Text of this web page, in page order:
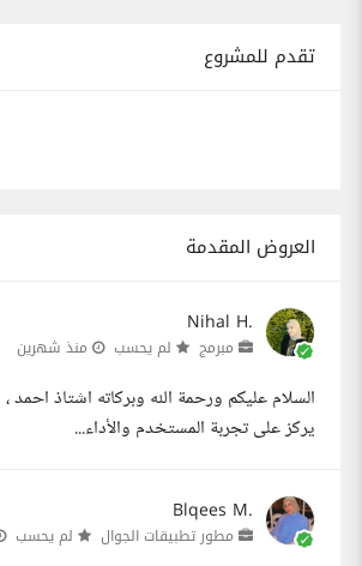
تقدم للمشروع
العروض المقدمة
Nihal H.
مبرمج لم يحسب منذ شهرين
السلام عليكم ورحمة الله وبركاته اشتاذ
يركز على تجربة المستخدم والأداء...
Blqees M.
مطور تطبيقات الجوال لم يحسب